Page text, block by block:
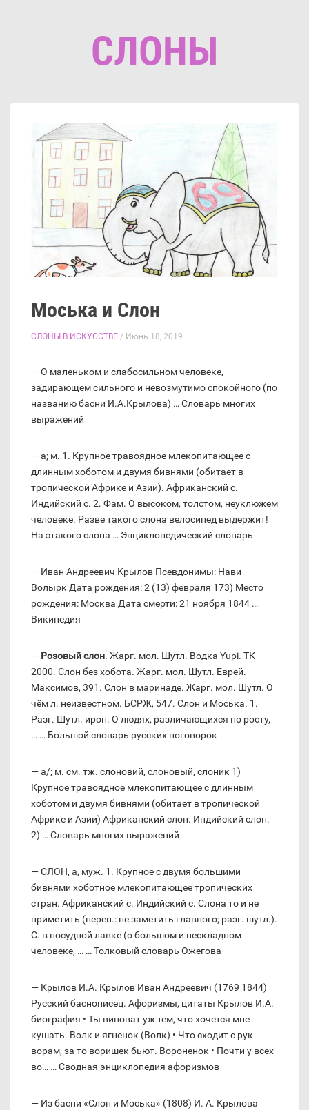
СЛОНЫ
Моська и Слон
СЛОНЫ В ИСКУССТВЕ / Июнь 18, 2019
— О маленьком и слабосильном человеке,
задирающем сильного и невозмутимо спокойного (по
названию басни И.А.Крылова) … Словарь многих
выражений
— а; м. 1. Крупное травоядное млекопитающее с
длинным хоботом и двумя бивнями (обитает в
тропической Африке и Азии). Африканский с.
Индийский с. 2. Фам. О высоком, толстом, неуклюжем
человеке. Разве такого слона велосипед выдержит!
На этакого слона … Энциклопедический словарь
— Иван Андреевич Крылов Псевдонимы: Нави
Волырк Дата рождения: 2 (13) февраля 173) Место
рождения: Москва Дата смерти: 21 ноября 1844 …
Википедия
— Розовый слон. Жарг. мол. Шутл. Водка Yupi. ТК
2000. Слон без хобота. Жарг. мол. Шутл. Еврей.
Максимов, 391. Слон в маринаде. Жарг. мол. Шутл. О
чём л. неизвестном. БСРЖ, 547. Слон и Моська. 1.
Разг. Шутл. ирон. О людях, различающихся по росту,
… … Большой словарь русских поговорок
— а/; м. см. тж. слоновий, слоновый, слоник 1)
Крупное травоядное млекопитающее с длинным
хоботом и двумя бивнями (обитает в тропической
Африке и Азии) Африканский слон. Индийский слон.
2) … Словарь многих выражений
— СЛОН, а, муж. 1. Крупное с двумя большими
бивнями хоботное млекопитающее тропических
стран. Африканский с. Индийский с. Слона то и не
приметить (перен.: не заметить главного; разг. шутл.).
С. в посудной лавке (о большом и нескладном
человеке, … … Толковый словарь Ожегова
— Крылов И.А. Крылов Иван Андреевич (1769 1844)
Русский баснописец. Афоризмы, цитаты Крылов И.А.
биография • Ты виноват уж тем, что хочется мне
кушать. Волк и ягненок (Волк) • Что сходит с рук
ворам, за то воришек бьют. Вороненок • Почти у всех
во… … Сводная энциклопедия афоризмов
— Из басни «Слон и Моська» (1808) И. А. Крылова